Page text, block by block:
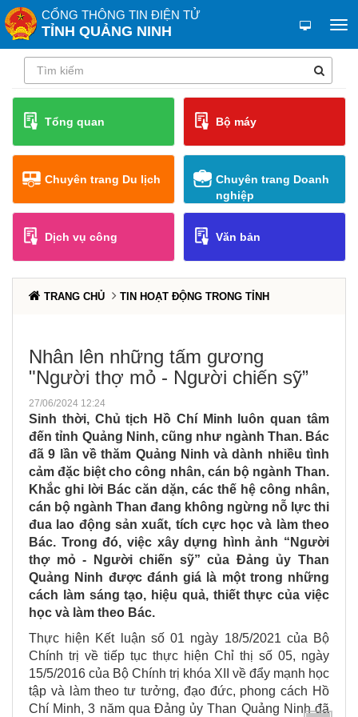
CỔNG THÔNG TIN ĐIỆN TỬ
TỈNH QUẢNG NINH
Tổng quan Bộ máy
Chuyên trang Du lịch
Chuyên trang Doanh
nghiệp
Dịch vụ công Văn bản
TRANG CHỦ TIN HOẠT ĐỘNG TRONG TỈNH
Nhân lên những tấm gương
"Người thợ mỏ - Người chiến sỹ”
27/06/2024 12:24
Sinh thời, Chủ tịch Hồ Chí Minh luôn quan tâm
đến tỉnh Quảng Ninh, cũng như ngành Than. Bác
đã 9 lần về thăm Quảng Ninh và dành nhiều tình
cảm đặc biệt cho công nhân, cán bộ ngành Than.
Khắc ghi lời Bác căn dặn, các thế hệ công nhân,
cán bộ ngành Than đang không ngừng nỗ lực thi
đua lao động sản xuất, tích cực học và làm theo
Bác. Trong đó, việc xây dựng hình ảnh “Người
thợ mỏ - Người chiến sỹ” của Đảng ủy Than
Quảng Ninh được đánh giá là một trong những
cách làm sáng tạo, hiệu quả, thiết thực của việc
học và làm theo Bác.
Thực hiện Kết luận số 01 ngày 18/5/2021 của Bộ
Chính trị về tiếp tục thực hiện Chỉ thị số 05, ngày
15/5/2016 của Bộ Chính trị khóa XII về đẩy mạnh học
tập và làm theo tư tưởng, đạo đức, phong cách Hồ
Chí Minh, 3 năm qua Đảng ủy Than Quảng Ninh đã